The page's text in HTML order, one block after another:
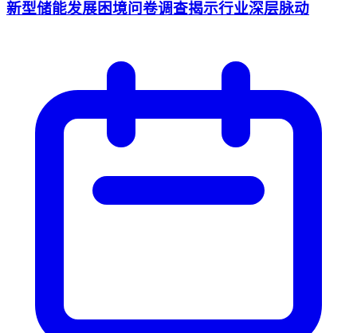
新型储能发展困境问卷调查揭示行业深层脉动